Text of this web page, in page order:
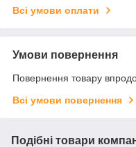
Всі умови оплати
Умови повернення
Повернення товару
Всі умови повернення
Подібні товари